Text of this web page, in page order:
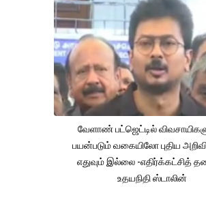
வேளாண் பட்ஜெட்டில்
பயன்படும் வகையிலோ புதிய
எதுவும் இல்லை -எதிர்க்கட்சித்
உதயநிதி ஸ்டாலின்